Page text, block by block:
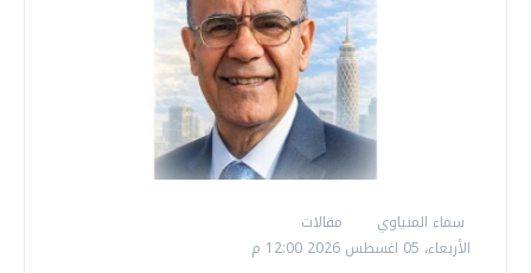
سماء المنياوي
مقالات
الأربعاء، 05 اغسطس 2026 12:00 م